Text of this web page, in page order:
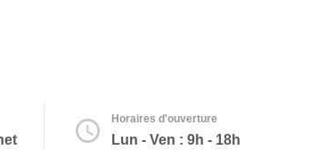
Horaires d'ouverture
Lun - Ven : 9h - 18h